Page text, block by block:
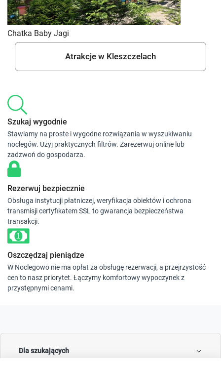
Chatka Baby Jagi
Atrakcje w Kleszczelach
Szukaj wygodnie
Stawiamy na proste i wygodne rozwiązania w wyszukiwaniu
noclegów. Użyj praktycznych filtrów. Zarezerwuj online lub
zadzwoń do gospodarza.
Rezerwuj bezpiecznie
Obsługa instytucji płatniczej, weryfikacja obiektów i ochrona
transmisji certyfikatem SSL to gwarancja bezpieczeństwa
transakcji.
Oszczędzaj pieniądze
W Noclegowo nie ma opłat za obsługę rezerwacji, a przejrzystość
cen to nasz priorytet. Łączymy komfortowy wypoczynek z
przystępnymi cenami.
Dla szukających